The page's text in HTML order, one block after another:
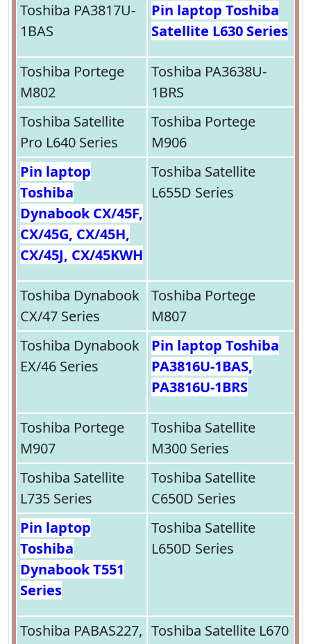
Toshiba PA3817U-
1BAS
Pin laptop Toshiba
Satellite L630 Series
Toshiba Portege
M802
Toshiba PA3638U-
1BRS
Toshiba Satellite
Pro L640 Series
Toshiba Portege
M906
Pin laptop
Toshiba
Dynabook CX/45F,
CX/45G, CX/45H,
CX/45J, CX/45KWH
Toshiba Satellite
L655D Series
Toshiba Dynabook
CX/47 Series
Toshiba Portege
M807
Toshiba Dynabook
EX/46 Series
Pin laptop Toshiba
PA3816U-1BAS,
PA3816U-1BRS
Toshiba Portege
M907
Toshiba Satellite
M300 Series
Toshiba Satellite
L735 Series
Toshiba Satellite
C650D Series
Pin laptop
Toshiba
Dynabook T551
Series
Toshiba Satellite
L650D Series
Toshiba PABAS227, Toshiba Satellite L670